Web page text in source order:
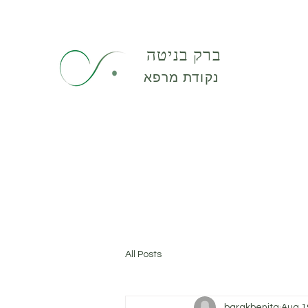
ברק בניטה
נקודת מרפא
All Posts